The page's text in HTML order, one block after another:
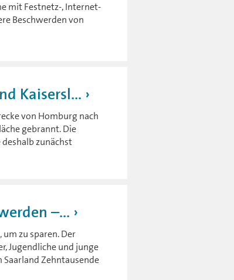
mit Festnetz-, Internet-
Beschwerden von
Kaisersl...
von Homburg nach
gebrannt. Die
zunächst
–...
zu sparen. Der
Jugendliche und junge
Zehntausende